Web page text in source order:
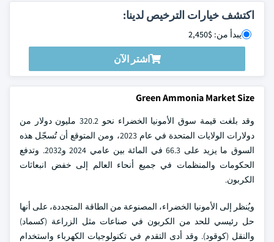
اكتشف خيارات الترخيص لدينا:
يبدأ من: $2,450
اشتر الآن
Green Ammonia Market Size
وقد بلغت قيمة سوق الأمونيا الخضراء نحو 320.2 مليون دولار من
دولارات الولايات المتحدة في عام 2023، ومن المتوقع أن تُسجّل هذه
السوق ما يزيد على 66.3 في المائة بين عامي 2024 و2032. وتدفع
الحكومات والمنظمات في جميع أنحاء العالم إلى خفض انبعاثات
الكربون.
ويُنظر إلى الأمونيا الخضراء، المصنوعة من الطاقة المتجددة، على أنها
حل رئيسي للحد من الكربون في صناعات مثل الزراعة (كسماد)
والنقل (كوقود). وقد أدى التقدم في تكنولوجيات الكهرباء واستخدام